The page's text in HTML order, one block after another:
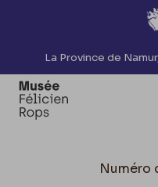
Accèder
La Province de
Numéro